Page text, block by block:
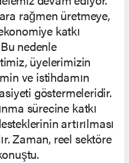
rağmen üretmeye,
katkı
nedenle
üyelerimizin
ve istihdamın
göstermeleridir.
sürecine katkı
artırılması
Zaman, reel sektöre